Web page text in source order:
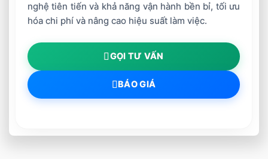
nghệ tiên tiến và khả năng vận hành bền bỉ, tối ưu
hóa chi phí và nâng cao hiệu suất làm việc.
GỌI TƯ VẤN
BÁO GIÁ